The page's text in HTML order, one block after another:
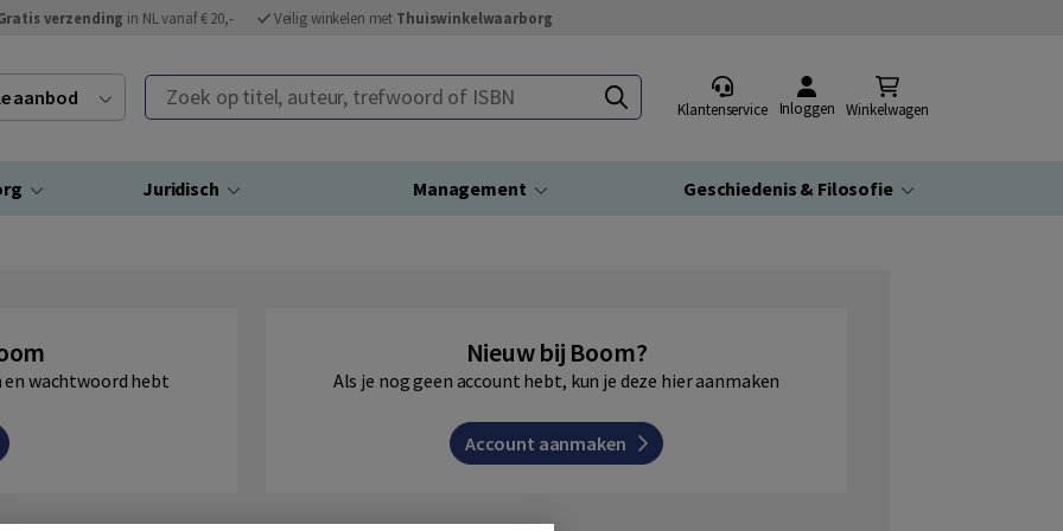
verzending in NL vanaf € 20,- Veilig winkelen met Thuiswinkelwaarborg
aanbod Zoek op titel, auteur, trefwoord of ISBN
Klantenservice Inloggen Winkelwagen
Juridisch Management Geschiedenis & Filosofie
en wachtwoord hebt
Nieuw bij Boom?
Als je nog geen account hebt, kun je deze hier aanmaken
Account aanmaken